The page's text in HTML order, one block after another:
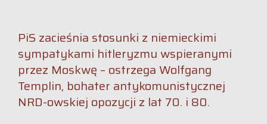
PiS zacieśnia stosunki z niemieckimi
sympatykami hitleryzmu wspieranymi
przez Moskwę – ostrzega Wolfgang
Templin, bohater antykomunistycznej
NRD-owskiej opozycji z lat 70. i 80.